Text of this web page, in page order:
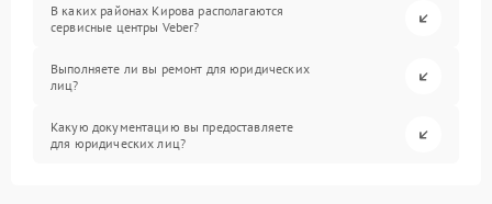
В каких районах Кирова располагаются
сервисные центры Veber?
Выполняете ли вы ремонт для юридических
лиц?
Какую документацию вы предоставляете
для юридических лиц?